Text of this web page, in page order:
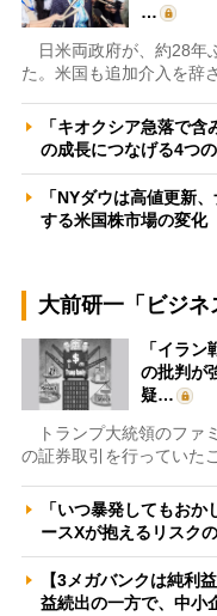
…
日米両政府が、約28年
た。米国も追加介入を辞
「キオクシア急落で
の成長につなげる4
「NYダウは高値更新
する米国株市場の変
大前研一「ビジ
「イラ
の批判が
疑…
トランプ大統領のファ
の証券取引を行っていた
「いつ暴発してもお
ースXが抱えるリスク
【3メガバンクは純利
益続出の一方で、中小